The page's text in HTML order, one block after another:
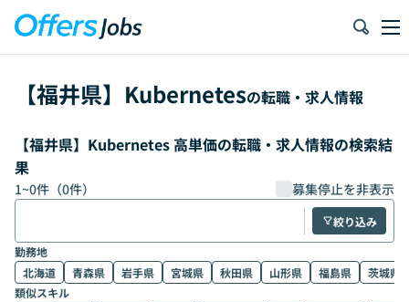
【福井県】 Kubernetesの転職・求人情報
【福井県】Kubernetes 高単価の転職・求人情報の検索結
果
1~0件（0件） 募集停止を非表示
絞り込み
勤務地
北海道
青森県 岩手県 宮城県 秋田県 山形県 福島県
茨城県
類似スキル